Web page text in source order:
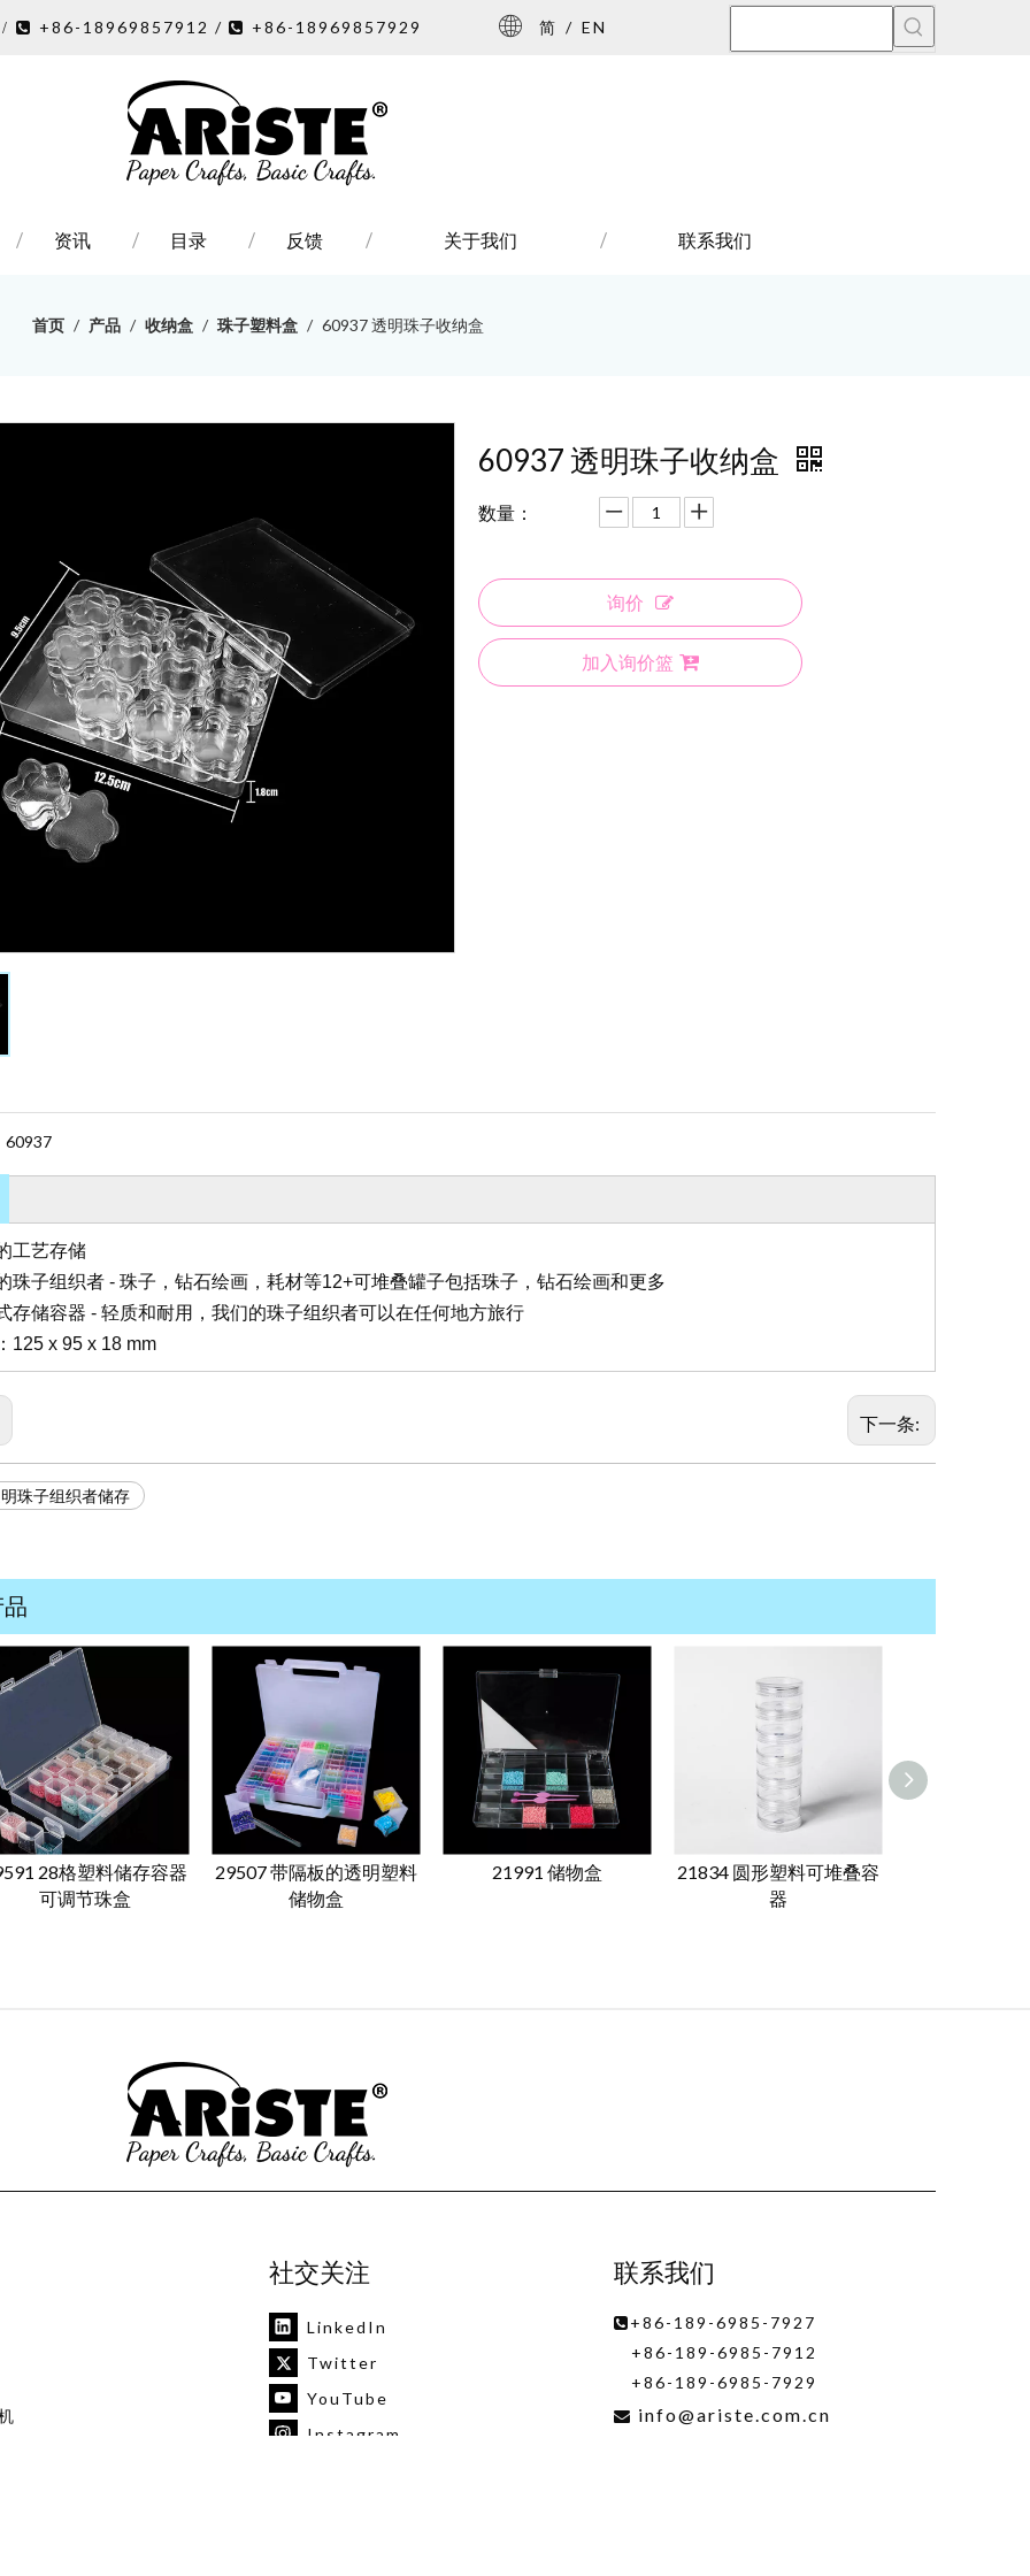
/  +86-18969857912 /  +86-18969857929 简 / EN
资讯 目录 反馈 关于我们 联系我们
首页 / 产品 / 收纳盒 / 珠子塑料盒 / 60937 透明珠子收纳盒
60937 透明珠子收纳盒
数量：
询价
加入询价篮
60937
工艺存储
珠子组织者 - 珠子，钻石绘画，耗材等12+可堆叠罐子包括珠子，钻石绘画和更多
存储容器 - 轻质和耐用，我们的珠子组织者可以在任何地方旅行
125 x 95 x 18 mm
下一条:
珠子组织者储存
28格塑料储存容器
可调节珠盒
29507 带隔板的透明塑料
储物盒
21991 储物盒
21834 圆形塑料可堆叠容
器
社交关注
LinkedIn
Twitter
YouTube
Instagram
联系我们
 +86-189-6985-7927
+86-189-6985-7912
+86-189-6985-7929
 info@ariste.com.cn